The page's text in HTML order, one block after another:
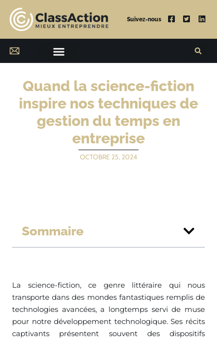
Suivez-nous
Quand la science-fiction
inspire nos techniques de
gestion du temps en
entreprise
OCTOBRE 25, 2024
Sommaire
La science-fiction, ce genre littéraire qui nous
transporte dans des mondes fantastiques remplis de
technologies avancées, a longtemps servi de muse
pour notre développement technologique. Ses récits
captivants présentent souvent des dispositifs